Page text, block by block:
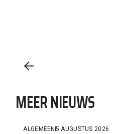
MEER NIEUWS
ALGEMEEN5 AUGUSTUS 2026